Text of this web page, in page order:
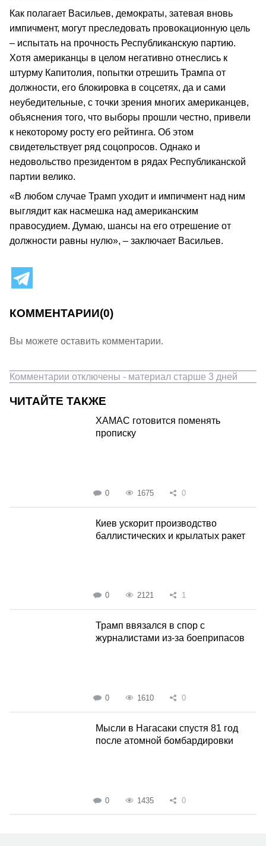
Как полагает Васильев, демократы, затевая вновь
импичмент, могут преследовать провокационную цель
– испытать на прочность Республиканскую партию.
Хотя американцы в целом негативно отнеслись к
штурму Капитолия, попытки отрешить Трампа от
должности, его блокировка в соцсетях, да и сами
неубедительные, с точки зрения многих американцев,
объяснения того, что выборы прошли честно, привели
к некоторому росту его рейтинга. Об этом
свидетельствует ряд соцопросов. Однако и
недовольство президентом в рядах Республиканской
партии велико.
«В любом случае Трамп уходит и импичмент над ним
выглядит как насмешка над американским
правосудием. Думаю, шансы на его отрешение от
должности равны нулю», – заключает Васильев.
КОММЕНТАРИИ(0)
Вы можете оставить комментарии.
Комментарии отключены - материал старше 3 дней
ЧИТАЙТЕ ТАКЖЕ
ХАМАС готовится поменять
прописку
0 1675 0
Киев ускорит производство
баллистических и крылатых ракет
0 2121 1
Трамп ввязался в спор с
журналистами из-за боеприпасов
0 1610 0
Мысли в Нагасаки спустя 81 год
после атомной бомбардировки
0 1435 0